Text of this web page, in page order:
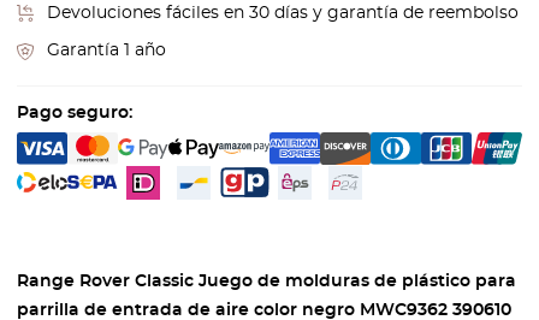
Devoluciones fáciles en 30 días y garantía de reembolso
Garantía 1 año
Pago seguro:
Range Rover Classic Juego de molduras de plástico para
parrilla de entrada de aire color negro MWC9362 390610